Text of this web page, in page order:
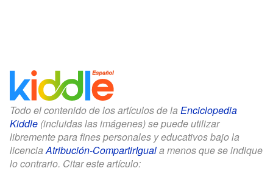
Todo el contenido de los artículos de la Enciclopedia
Kiddle (incluidas las imágenes) se puede utilizar
libremente para fines personales y educativos bajo la
licenciaAtribución-CompartirIguala menos que se indique
lo contrario. Citar este artículo: